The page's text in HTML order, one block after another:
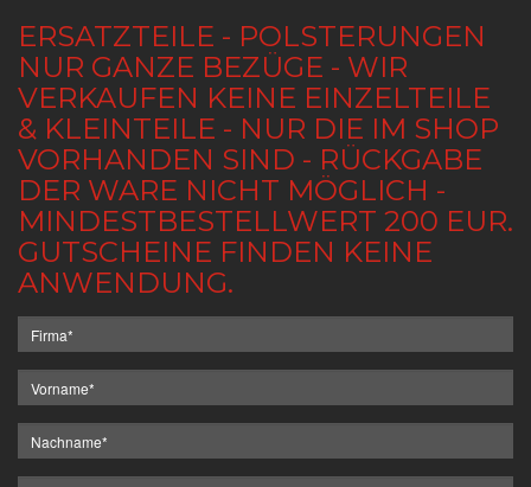
ERSATZTEILE - POLSTERUNGEN
NUR GANZE BEZÜGE - WIR
VERKAUFEN KEINE EINZELTEILE
& KLEINTEILE - NUR DIE IM SHOP
VORHANDEN SIND - RÜCKGABE
DER WARE NICHT MÖGLICH -
MINDESTBESTELLWERT 200 EUR.
GUTSCHEINE FINDEN KEINE
ANWENDUNG.